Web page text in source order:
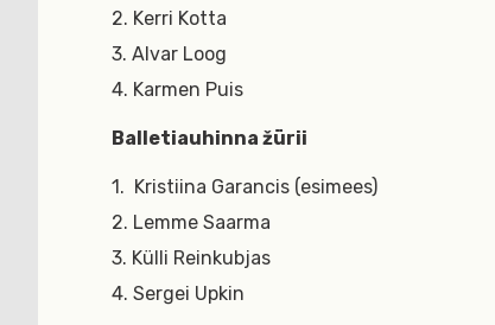
2. Kerri Kotta
3. Alvar Loog
4. Karmen Puis
Balletiauhinna žürii
1. Kristiina Garancis (esimees)
2. Lemme Saarma
3. Külli Reinkubjas
4. Sergei Upkin